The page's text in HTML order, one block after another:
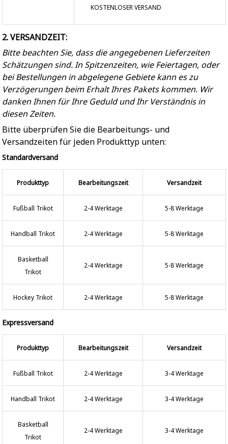
KOSTENLOSER VERSAND
2. VERSANDZEIT:
Bitte beachten Sie, dass die angegebenen Lieferzeiten
Schätzungen sind. In Spitzenzeiten, wie Feiertagen, oder
bei Bestellungen in abgelegene Gebiete kann es zu
Verzögerungen beim Erhalt Ihres Pakets kommen. Wir
danken Ihnen für Ihre Geduld und Ihr Verständnis in
diesen Zeiten.
Bitte überprüfen Sie die Bearbeitungs- und
Versandzeiten für jeden Produkttyp unten:
Standardversand
Produkttyp Bearbeitungszeit Versandzeit
Fußball Trikot 2-4 Werktage 5-8 Werktage
Handball Trikot 2-4 Werktage 5-8 Werktage
Basketball
Trikot
2-4 Werktage 5-8 Werktage
Hockey Trikot 2-4 Werktage 5-8 Werktage
Expressversand
Produkttyp Bearbeitungszeit Versandzeit
Fußball Trikot 2-4 Werktage 3-4 Werktage
Handball Trikot 2-4 Werktage 3-4 Werktage
Basketball
Trikot
2-4 Werktage 3-4 Werktage